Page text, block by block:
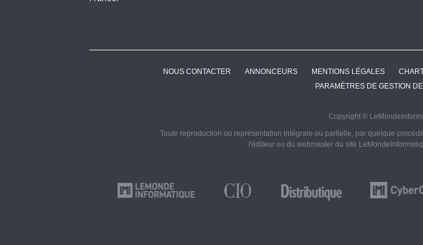
NOUS CONTACTER ANNONCEURS MENTIONS LÉGALES
PARAMÈTRES DE GESTION
Copyright ©
Toute reproduction ou représentation intégrale ou partielle, par quelque
l'éditeur ou du webmaster du site